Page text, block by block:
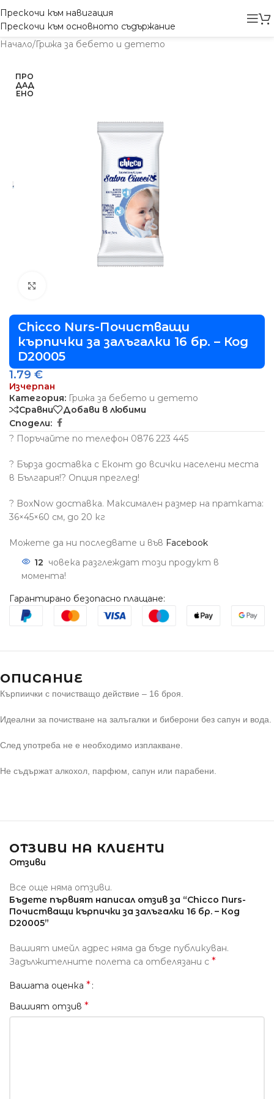
Прескочи към навигация
Прескочи към основното съдържание
Начало/Грижа за бебето и детето
ПРО
ДАД
ЕНО
Chicco Nurs-Почистващи
кърпички за залъгалки 16 бр. – Код
D20005
1.79 €
Изчерпан
Категория: Грижа за бебето и детето
Сравни
Добави в любими
Сподели:
? Поръчайте по телефон 0876 223 445
? Бърза доставка с Еконт до всички населени места
в България!? Опция преглед!
? BoxNow доставка. Максимален размер на пратката:
36×45×60 см, до 20 кг
Можете да ни последвате и във Facebook
12 човека разглеждат този продукт в
момента!
Гарантирано безопасно плащане:
ОПИСАНИЕ
Кърпиички с почистващо действие – 16 броя.
Идеални за почистване на залъгалки и биберони без сапун и вода.
След употреба не е необходимо изплакване.
Не съдържат алкохол, парфюм, сапун или парабени.
ОТЗИВИ НА КЛИЕНТИ
Отзиви
Все още няма отзиви.
Бъдете първият написал отзив за “Chicco Nurs-
Почистващи кърпички за залъгалки 16 бр. – Код
D20005”
Вашият имейл адрес няма да бъде публикуван.
Задължителните полета са отбелязани с *
Вашата оценка *
Вашият отзив *